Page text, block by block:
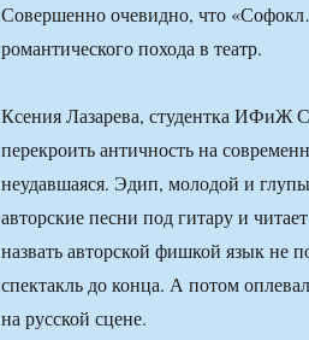
Совершенно очевидно, что
романтического похода в театр.
Ксения Лазарева, студентка
перекроить античность на
неудавшаяся. Эдип, молодой и
авторские песни под гитару и
назвать авторской фишкой язык не
спектакль до конца. А потом
на русской сцене.